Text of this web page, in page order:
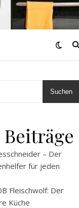
Suchen
– Der
für jeden
Fleischwolf: Der
Küche